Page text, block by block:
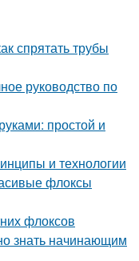
спрятать трубы
руководство по
простой и
и технологии
флоксы
флоксов
знать начинающим